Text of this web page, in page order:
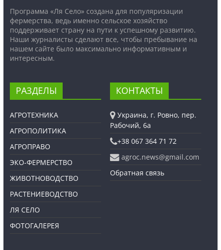
Программа «Ля Село» создана для популяризации
фермерства, ведь именно сельское хозяйство
поддерживает страну на пути к успешному развитию.
Наши журналисты сделают все, чтобы пребывание на
нашем сайте было максимально информативным и
интересным.
РАЗДЕЛЫ
АГРОТЕХНИКА
АГРОПОЛИТИКА
АГРОПРАВО
ЭКО-ФЕРМЕРСТВО
ЖИВОТНОВОДСТВО
РАСТЕНИЕВОДСТВО
ЛЯ СЕЛО
ФОТОГАЛЕРЕЯ
КОНТАКТЫ
Украина, г. Ровно, пер.
Рабочий, 6а
+38 067 364 71 72
agroc.news@gmail.com
Обратная связь